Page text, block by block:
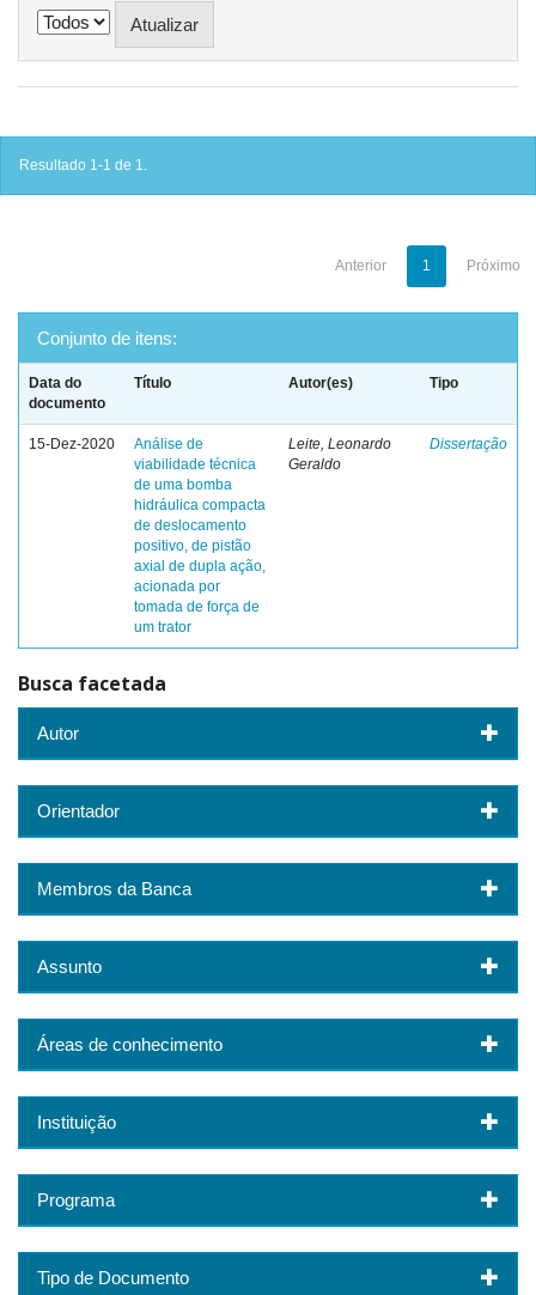
Resultado 1-1 de 1.
Anterior 1 Próximo
Conjunto de itens:
Data do
documento
Título Autor(es) Tipo
15-Dez-2020
Análise de
viabilidade técnica
de uma bomba
hidráulica compacta
de deslocamento
positivo, de pistão
axial de dupla ação,
acionada por
tomada de força de
um trator
Leite, Leonardo
Geraldo
Dissertação
Busca facetada
Autor
Orientador
Membros da Banca
Assunto
Áreas de conhecimento
Instituição
Programa
Tipo de Documento